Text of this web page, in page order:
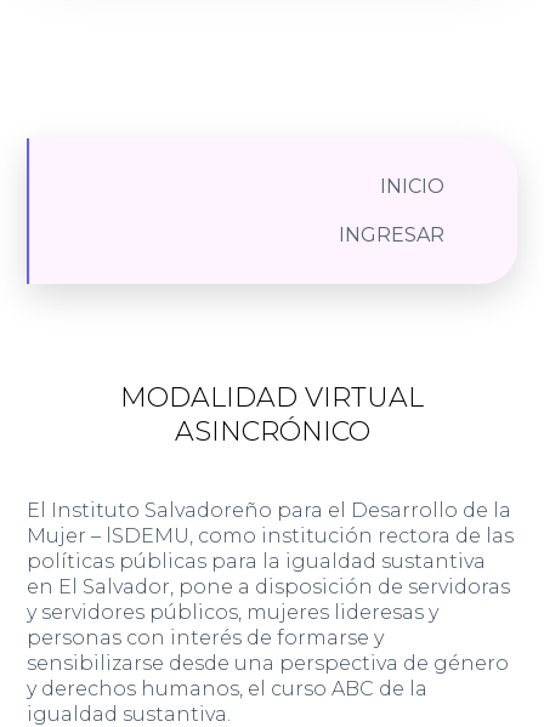
INICIO
INGRESAR
MODALIDAD VIRTUAL
ASINCRÓNICO
El Instituto Salvadoreño para el Desarrollo de la
Mujer – lSDEMU, como institución rectora de las
políticas públicas para la igualdad sustantiva
en El Salvador, pone a disposición de servidoras
y servidores públicos, mujeres lideresas y
personas con interés de formarse y
sensibilizarse desde una perspectiva de género
y derechos humanos, el curso ABC de la
igualdad sustantiva.